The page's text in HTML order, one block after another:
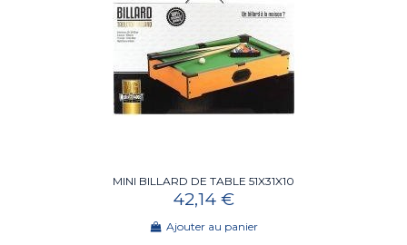
MINI BILLARD DE TABLE 51X31X10
42,14 €
Ajouter au panier